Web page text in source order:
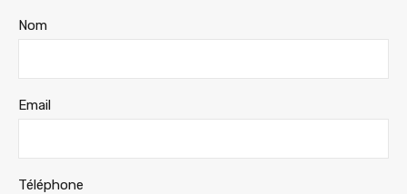
Nom
Email
Téléphone